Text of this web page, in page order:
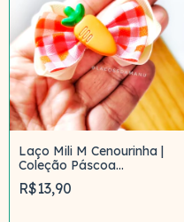
Laço Mili M Cenourinha |
Coleção Páscoa
Campestre
R$13,90